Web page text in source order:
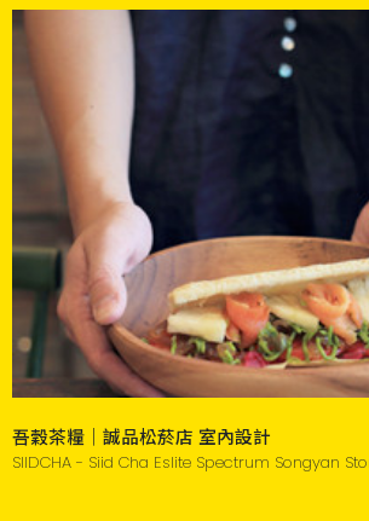
吾穀茶糧｜誠品松菸店 室內設計
SIIDCHA - Siid Cha Eslite Spectrum Songyan